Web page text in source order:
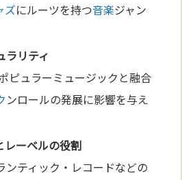
ズにルーツを持つ音楽ジャン
ラリティ
ピュラーミュージックと融合
ンロールの発展に影響を与え
レーベルの役割
ンティック・レコードなどの